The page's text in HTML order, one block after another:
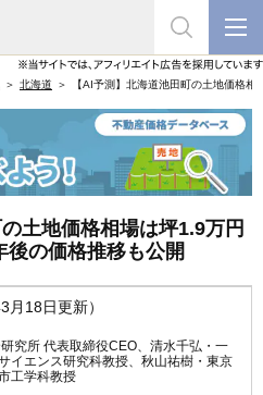
北海道 【AI予測】北海道池田町の土地価格
土地価格相場は坪1.9万円
の価格推移も公開
18日更新）
究所 代表取締役CEO、 清水千弘・一
イエンス研究科教授、 秋山祐樹・東京
工学科教授